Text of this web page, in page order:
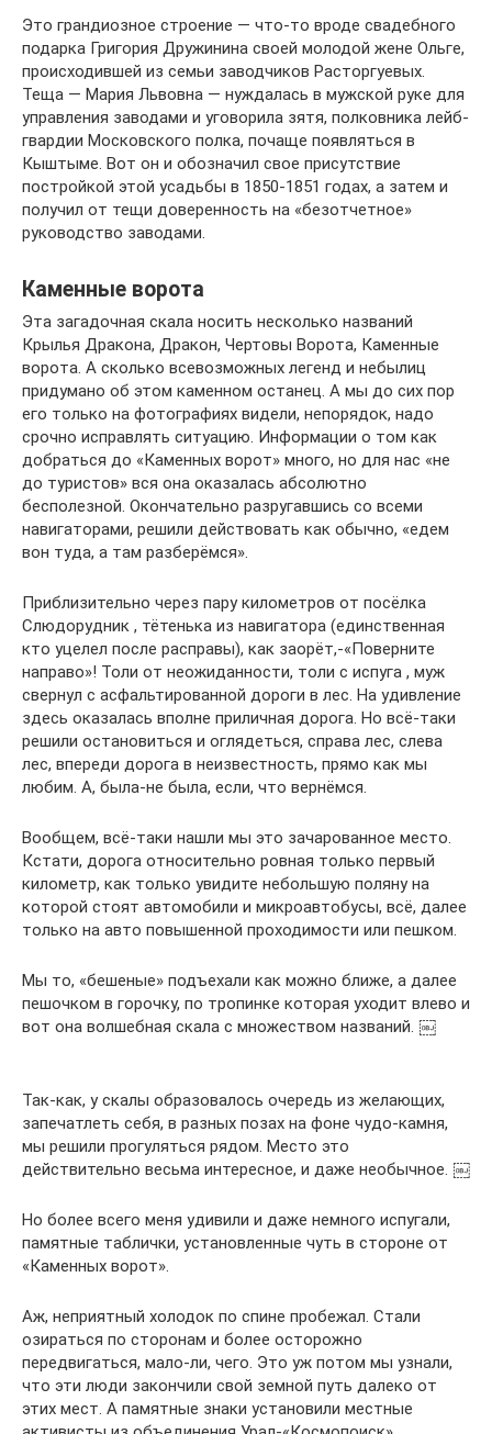
Это грандиозное строение — что-то вроде свадебного
подарка Григория Дружинина своей молодой жене Ольге,
происходившей из семьи заводчиков Расторгуевых.
Теща — Мария Львовна — нуждалась в мужской руке для
управления заводами и уговорила зятя, полковника лейб-
гвардии Московского полка, почаще появляться в
Кыштыме. Вот он и обозначил свое присутствие
постройкой этой усадьбы в 1850-1851 годах, а затем и
получил от тещи доверенность на «безотчетное»
руководство заводами.
Каменные ворота
Эта загадочная скала носить несколько названий
Крылья Дракона, Дракон, Чертовы Ворота, Каменные
ворота. А сколько всевозможных легенд и небылиц
придумано об этом каменном останец. А мы до сих пор
его только на фотографиях видели, непорядок, надо
срочно исправлять ситуацию. Информации о том как
добраться до «Каменных ворот» много, но для нас «не
до туристов» вся она оказалась абсолютно
бесполезной. Окончательно разругавшись со всеми
навигаторами, решили действовать как обычно, «едем
вон туда, а там разберёмся».
Приблизительно через пару километров от посёлка
Слюдорудник , тётенька из навигатора (единственная
кто уцелел после расправы), как заорёт,-«Поверните
направо»! Толи от неожиданности, толи с испуга , муж
свернул с асфальтированной дороги в лес. На удивление
здесь оказалась вполне приличная дорога. Но всё-таки
решили остановиться и оглядеться, справа лес, слева
лес, впереди дорога в неизвестность, прямо как мы
любим. А, была-не была, если, что вернёмся.
Вообщем, всё-таки нашли мы это зачарованное место.
Кстати, дорога относительно ровная только первый
километр, как только увидите небольшую поляну на
которой стоят автомобили и микроавтобусы, всё, далее
только на авто повышенной проходимости или пешком.
Мы то, «бешеные» подъехали как можно ближе, а далее
пешочком в горочку, по тропинке которая уходит влево и
вот она волшебная скала с множеством названий. ￼
Так-как, у скалы образовалось очередь из желающих,
запечатлеть себя, в разных позах на фоне чудо-камня,
мы решили прогуляться рядом. Место это
действительно весьма интересное, и даже необычное. ￼
Но более всего меня удивили и даже немного испугали,
памятные таблички, установленные чуть в стороне от
«Каменных ворот».
Аж, неприятный холодок по спине пробежал. Стали
озираться по сторонам и более осторожно
передвигаться, мало-ли, чего. Это уж потом мы узнали,
что эти люди закончили свой земной путь далеко от
этих мест. А памятные знаки установили местные